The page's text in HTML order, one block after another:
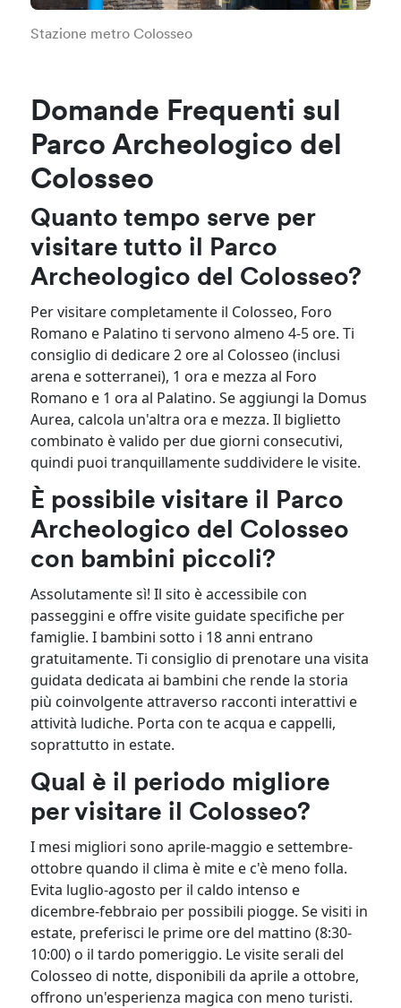
Stazione metro Colosseo
Domande Frequenti sul
Parco Archeologico del
Colosseo
Quanto tempo serve per
visitare tutto il Parco
Archeologico del Colosseo?
Per visitare completamente il Colosseo, Foro
Romano e Palatino ti servono almeno 4-5 ore. Ti
consiglio di dedicare 2 ore al Colosseo (inclusi
arena e sotterranei), 1 ora e mezza al Foro
Romano e 1 ora al Palatino. Se aggiungi la Domus
Aurea, calcola un'altra ora e mezza. Il biglietto
combinato è valido per due giorni consecutivi,
quindi puoi tranquillamente suddividere le visite.
È possibile visitare il Parco
Archeologico del Colosseo
con bambini piccoli?
Assolutamente sì! Il sito è accessibile con
passeggini e offre visite guidate specifiche per
famiglie. I bambini sotto i 18 anni entrano
gratuitamente. Ti consiglio di prenotare una visita
guidata dedicata ai bambini che rende la storia
più coinvolgente attraverso racconti interattivi e
attività ludiche. Porta con te acqua e cappelli,
soprattutto in estate.
Qual è il periodo migliore
per visitare il Colosseo?
I mesi migliori sono aprile-maggio e settembre-
ottobre quando il clima è mite e c'è meno folla.
Evita luglio-agosto per il caldo intenso e
dicembre-febbraio per possibili piogge. Se visiti in
estate, preferisci le prime ore del mattino (8:30-
10:00) o il tardo pomeriggio. Le visite serali del
Colosseo di notte, disponibili da aprile a ottobre,
offrono un'esperienza magica con meno turisti.